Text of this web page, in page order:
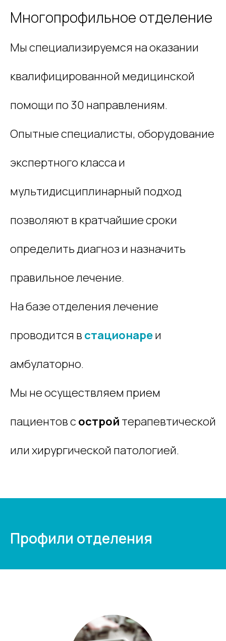
Многопрофильное отделение
Мы специализируемся на оказании
квалифицированной медицинской
помощи по 30 направлениям.
Опытные специалисты, оборудование
экспертного класса и
мультидисциплинарный подход
позволяют в кратчайшие сроки
определитьдиагноз и назначить
правильное лечение.
На базе отделения лечение
проводится в стационареи
амбулаторно.
Мы не осуществляем прием
пациентов с острой терапевтической
или хирургической патологией.
Профили отделения